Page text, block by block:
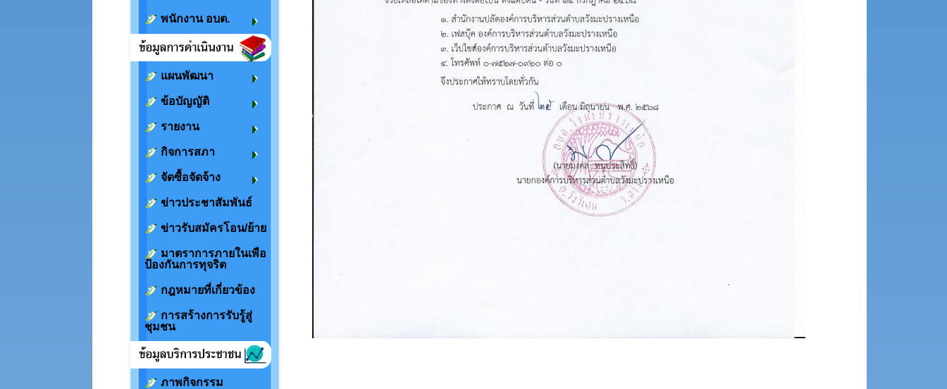
พนักงาน อบต.
แผนพัฒนา
ข้อบัญญัติ
รายงาน
กิจการสภา
จัดซื้อจัดจ้าง
ข่าวประชาสัมพันธ์
ข่าวรับสมัครโอน/ย้าย
มาตราการภายในเพือ
ป้องกันการทุจริต
กฎหมายที่เกี่ยวข้อง
การสร้างการรับรู้สู่
ชุมชน
ภาพกิจกรรม